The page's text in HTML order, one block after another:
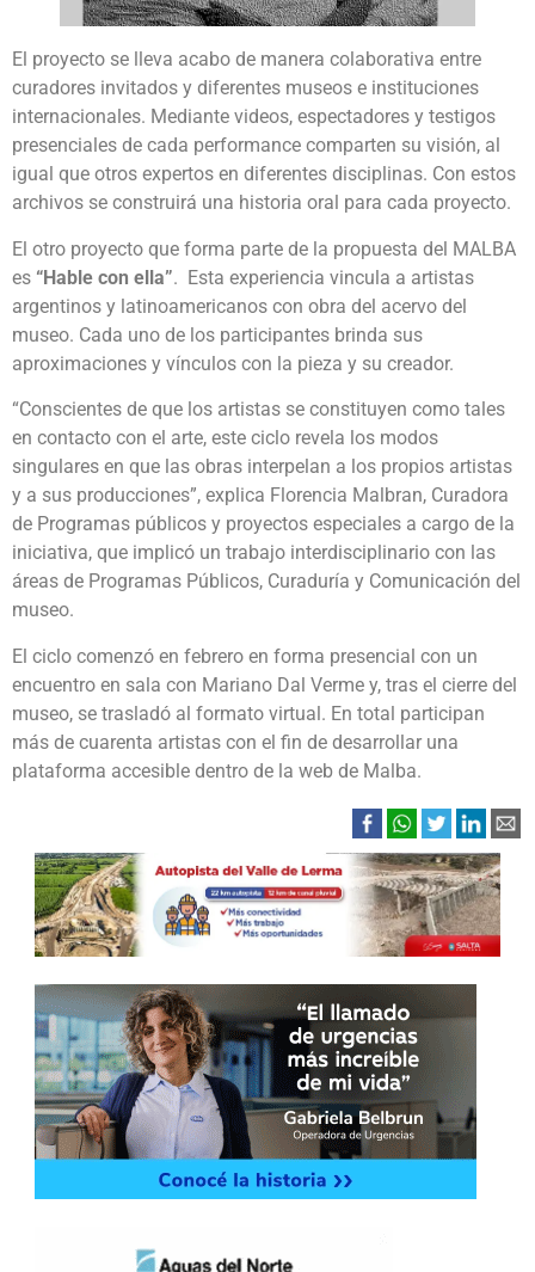
El proyecto se lleva acabo de manera colaborativa entre
curadores invitados y diferentes museos e instituciones
internacionales. Mediante videos, espectadores y testigos
presenciales de cada performance comparten su visión, al
igual que otros expertos en diferentes disciplinas. Con estos
archivos se construirá una historia oral para cada proyecto.
El otro proyecto que forma parte de la propuesta del MALBA
es “Hable con ella”. Esta experiencia vincula a artistas
argentinos y latinoamericanos con obra del acervo del
museo. Cada uno de los participantes brinda sus
aproximaciones y vínculos con la pieza y su creador.
“Conscientes de que los artistas se constituyen como tales
en contacto con el arte, este ciclo revela los modos
singulares en que las obras interpelan a los propios artistas
y a sus producciones”, explica Florencia Malbran, Curadora
de Programas públicos y proyectos especiales a cargo de la
iniciativa, que implicó un trabajo interdisciplinario con las
áreas de Programas Públicos, Curaduría y Comunicación del
museo.
El ciclo comenzó en febrero en forma presencial con un
encuentro en sala con Mariano Dal Verme y, tras el cierre del
museo, se trasladó al formato virtual. En total participan
más de cuarenta artistas con el fin de desarrollar una
plataforma accesible dentro de la web de Malba.